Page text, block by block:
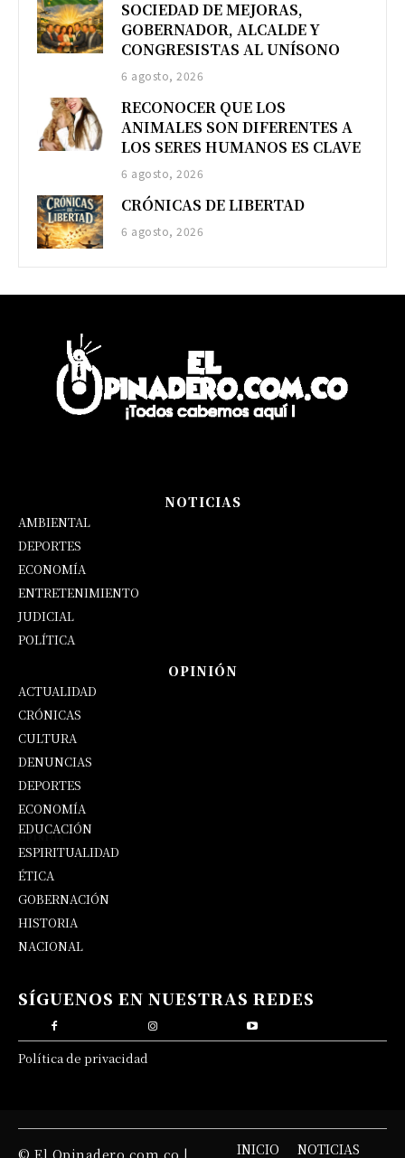
SOCIEDAD DE MEJORAS,
GOBERNADOR, ALCALDE Y
CONGRESISTAS AL UNÍSONO
6 agosto, 2026
RECONOCER QUE LOS
ANIMALES SON DIFERENTES A
LOS SERES HUMANOS ES CLAVE
6 agosto, 2026
CRÓNICAS DE LIBERTAD
6 agosto, 2026
NOTICIAS
AMBIENTAL
DEPORTES
ECONOMÍA
ENTRETENIMIENTO
JUDICIAL
POLÍTICA
OPINIÓN
ACTUALIDAD
CRÓNICAS
CULTURA
DENUNCIAS
DEPORTES
ECONOMÍA
EDUCACIÓN
ESPIRITUALIDAD
ÉTICA
GOBERNACIÓN
HISTORIA
NACIONAL
SÍGUENOS EN NUESTRAS REDES
Política de privacidad
INICIO NOTICIAS